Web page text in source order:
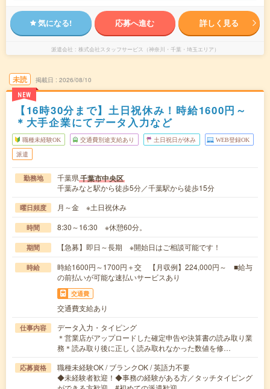
気になる! 応募へ進む 詳しく見る
派遣会社 株式会社スタッフサービス（神奈川・千葉・埼玉エリア）
未読
NEW
掲載日 2026/08/10
【16時30分まで】土日祝休み！時給1600円～
＊大手企業にてデータ入力など
職種未経験OK 交通費別途支給あり 土日祝日が休み WEB登録OK
派遣
勤務地 千葉県千葉市中央区
千葉みなと駅から徒歩5分／千葉駅から徒歩15分
曜日頻度 月～金 ※土日祝休み
時間 8:30～16:30 ※休憩60分。
期間 【急募】即日～長期 ※開始日はご相談可能です！
時給
時給1600円～1700円＋交 【月収例】224,000円～ ■給与
の前払いが可能な速払いサービスあり
交通費
交通費支給あり
仕事内容
データ入力・タイピング
＊営業店がアップロードした確定申告や決算書の読み取り業
務＊読み取り後に正しく読み取れなかった数値を修…
応募資格
職種未経験OK / ブランクOK / 英語力不要
◆未経験者歓迎！◆事務の経験がある方／タッチタイピング